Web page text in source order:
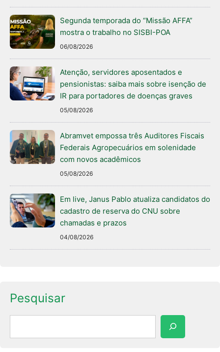
Segunda temporada do “Missão AFFA”
mostra o trabalho no SISBI-POA
06/08/2026
Atenção, servidores aposentados e
pensionistas: saiba mais sobre isenção de
IR para portadores de doenças graves
05/08/2026
Abramvet empossa três Auditores Fiscais
Federais Agropecuários em solenidade
com novos acadêmicos
05/08/2026
Em live, Janus Pablo atualiza candidatos do
cadastro de reserva do CNU sobre
chamadas e prazos
04/08/2026
Pesquisar